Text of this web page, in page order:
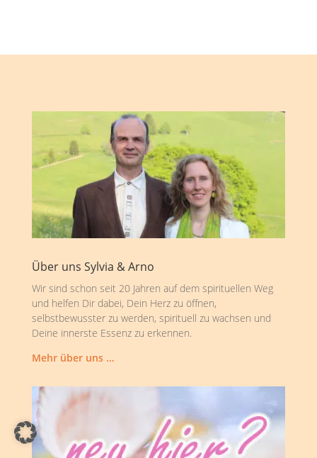
Über uns Sylvia & Arno
Wir sind schon seit 20 Jahren auf dem spirituellen Weg
und helfen Dir dabei, Dein Herz zu öffnen,
selbstbewusster zu werden, spirituell zu wachsen und
Deine innerste Essenz zu erkennen.
Mehr über uns …